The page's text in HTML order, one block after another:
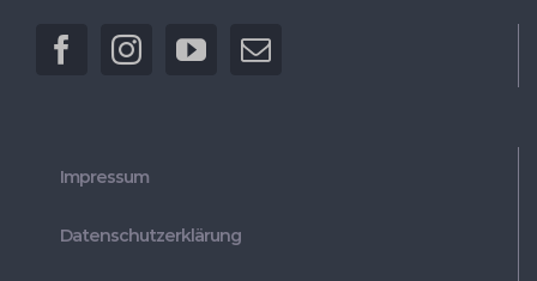
Impressum
Datenschutzerklärung